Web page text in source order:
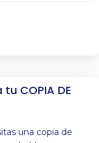
COPIA DE
una copia de